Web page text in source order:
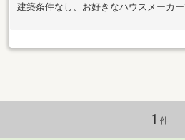
建築条件なし、お好きなハウスメーカー
1 件